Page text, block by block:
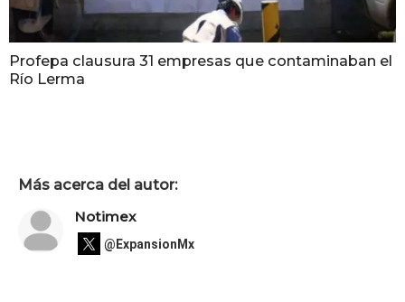
Profepa clausura 31 empresas que contaminaban el
Río Lerma
Más acerca del autor:
Notimex
@ExpansionMx